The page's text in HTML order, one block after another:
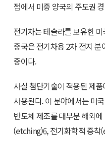
점에서 미중 양국의 주도권
전기차는 테슬라를 보유한
중국은 전기차용 2차 전지 분
중이다.
사실 첨단기술이 적용된 제
사용된다. 이 분야에서는 미
반도체 제조를 대부분 해외
(etching)6, 전기화학적 증